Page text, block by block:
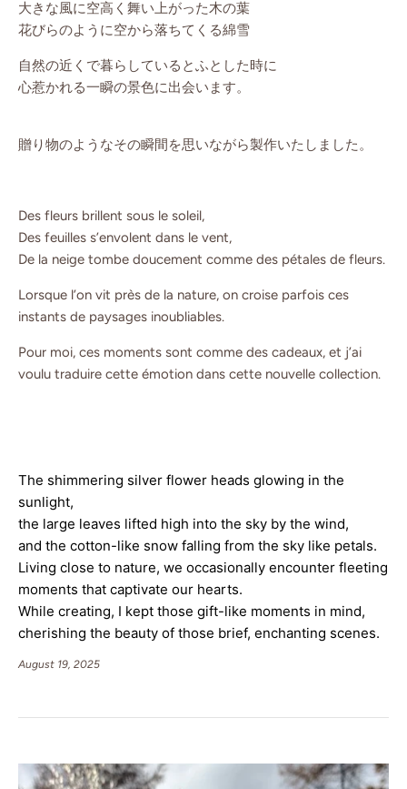
大きな風に空高く舞い上がった木の葉
花びらのように空から落ちてくる綿雪
自然の近くで暮らしているとふとした時に
心惹かれる一瞬の景色に出会います。
贈り物のようなその瞬間を思いながら製作いたしました。
Des fleurs brillent sous le soleil,
Des feuilles s’envolent dans le vent,
De la neige tombe doucement comme des pétales de fleurs.
Lorsque l’on vit près de la nature, on croise parfois ces
instants de paysages inoubliables.
Pour moi, ces moments sont comme des cadeaux, et j’ai
voulu traduire cette émotion dans cette nouvelle collection.
The shimmering silver flower heads glowing in the
sunlight,
the large leaves lifted high into the sky by the wind,
and the cotton-like snow falling from the sky like petals.
Living close to nature, we occasionally encounter fleeting
moments that captivate our hearts.
While creating, I kept those gift-like moments in mind,
cherishing the beauty of those brief, enchanting scenes.
August 19, 2025